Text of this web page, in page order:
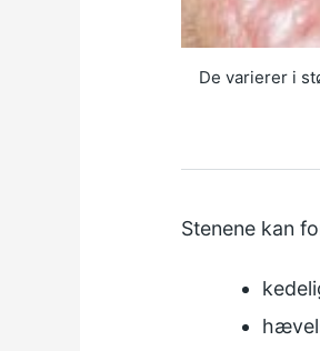
De varierer i
Stenene kan